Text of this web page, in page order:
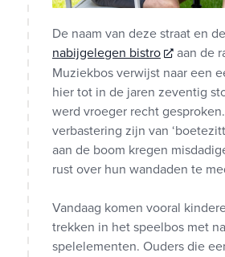
De naam van deze straat en de
nabijgelegen bistro
aan de
Muziekbos verwijst naar een
hier tot in de jaren zeventig
werd vroeger recht
verbastering zijn van
aan de boom kregen
rust over hun wandaden te
Vandaag komen vooral
trekken in het speelbos met
spelelementen. Ouders die